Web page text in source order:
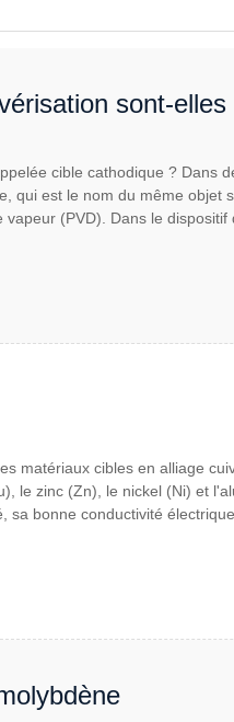
sont-
cible cathodique ? Dans
qui est le nom du même
(PVD). Dans le dispositif
matériaux cibles en alliage
le zinc (Zn), le nickel (Ni) et
bonne conductivité